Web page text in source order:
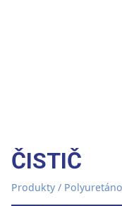
ČISTIČ
Produkty /